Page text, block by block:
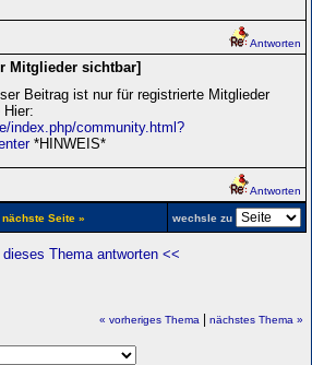
Antworten
Mitglieder sichtbar]
Beitrag ist nur für registrierte Mitglieder
index.php/community.html?
*HINWEIS*
Antworten
nächste Seite » wechsle zu
Thema antworten <<
« vorheriges Thema nächstes Thema »